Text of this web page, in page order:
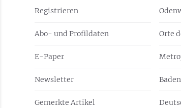
Registrieren
Abo- und Profildaten
E-Paper
Newsletter
Gemerkte Artikel
Orte